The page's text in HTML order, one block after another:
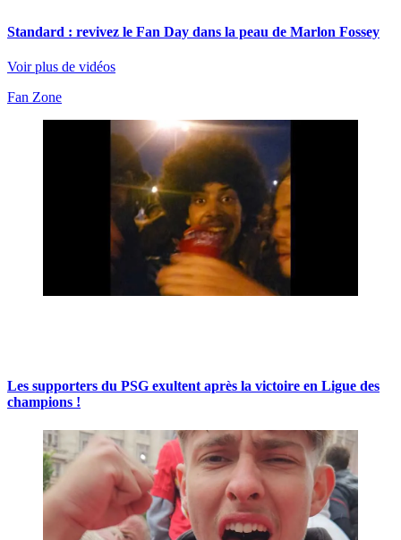
Standard : revivez le Fan Day dans la peau de Marlon Fossey
Voir plus de vidéos
Fan Zone
Les supporters du PSG exultent après la victoire en Ligue des
champions !